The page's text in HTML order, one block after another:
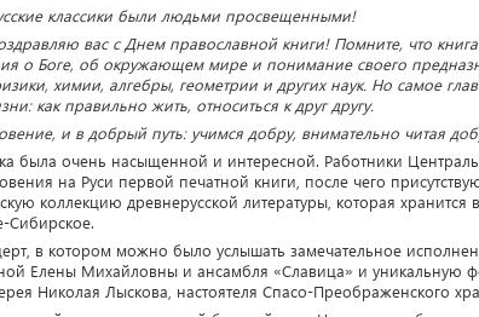
классики были людьми просвещенными!
вас с Днем православной книги! Помните, что
о Боге, об окружающем мире и понимание своего
химии, алгебры, геометрии и других наук. Но самое
как правильно жить, относиться к друг другу.
и в добрый путь: учимся добру, внимательно читая
была очень насыщенной и интересной. Работники
на Руси первой печатной книги, после чего
коллекцию древнерусской литературы, которая
Сибирское.
в котором можно было услышать замечательное
Елены Михайловны и ансамбля «Славица» и уникальную
Николая Лыскова, настоятеля Спасо-Преображенского